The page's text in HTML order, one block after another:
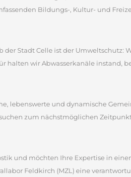
Bildungs-, Kultur- und
Stadt Celle ist der Umweltschutz:
halten wir Abwasserkanäle instand,
lebenswerte und dynamische
zum nächstmöglichen
und möchten Ihre Expertise in
Feldkirch (MZL) eine